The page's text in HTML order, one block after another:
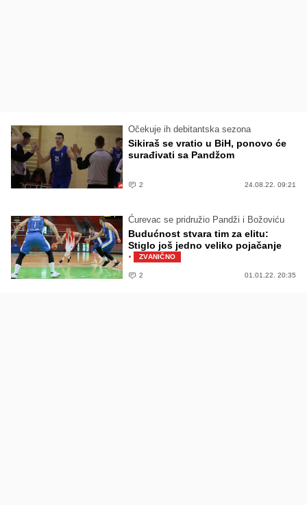
Očekuje ih debitantska sezona
Sikiraš se vratio u BiH, ponovo će
surađivati sa Pandžom
2 24.08.22. 09:21
Ćurevac se pridružio Pandži i Božoviću
Budućnost stvara tim za elitu:
Stiglo još jedno veliko pojačanje
· ZVANIČNO
2 01.01.22. 20:35